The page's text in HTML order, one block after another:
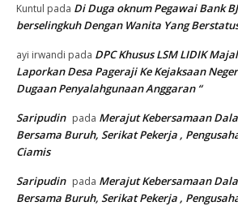
Kuntul pada Di Duga oknum Pegawai Bank
berselingkuh Dengan Wanita Yang
ayi irwandi pada DPC Khusus LSM LIDIK
Laporkan Desa Pageraji Ke Kejaksaan
Dugaan Penyalahgunaan Anggaran “
Saripudin pada Merajut Kebersamaan
Bersama Buruh, Serikat Pekerja ,
Ciamis
Saripudin pada Merajut Kebersamaan
Bersama Buruh, Serikat Pekerja ,